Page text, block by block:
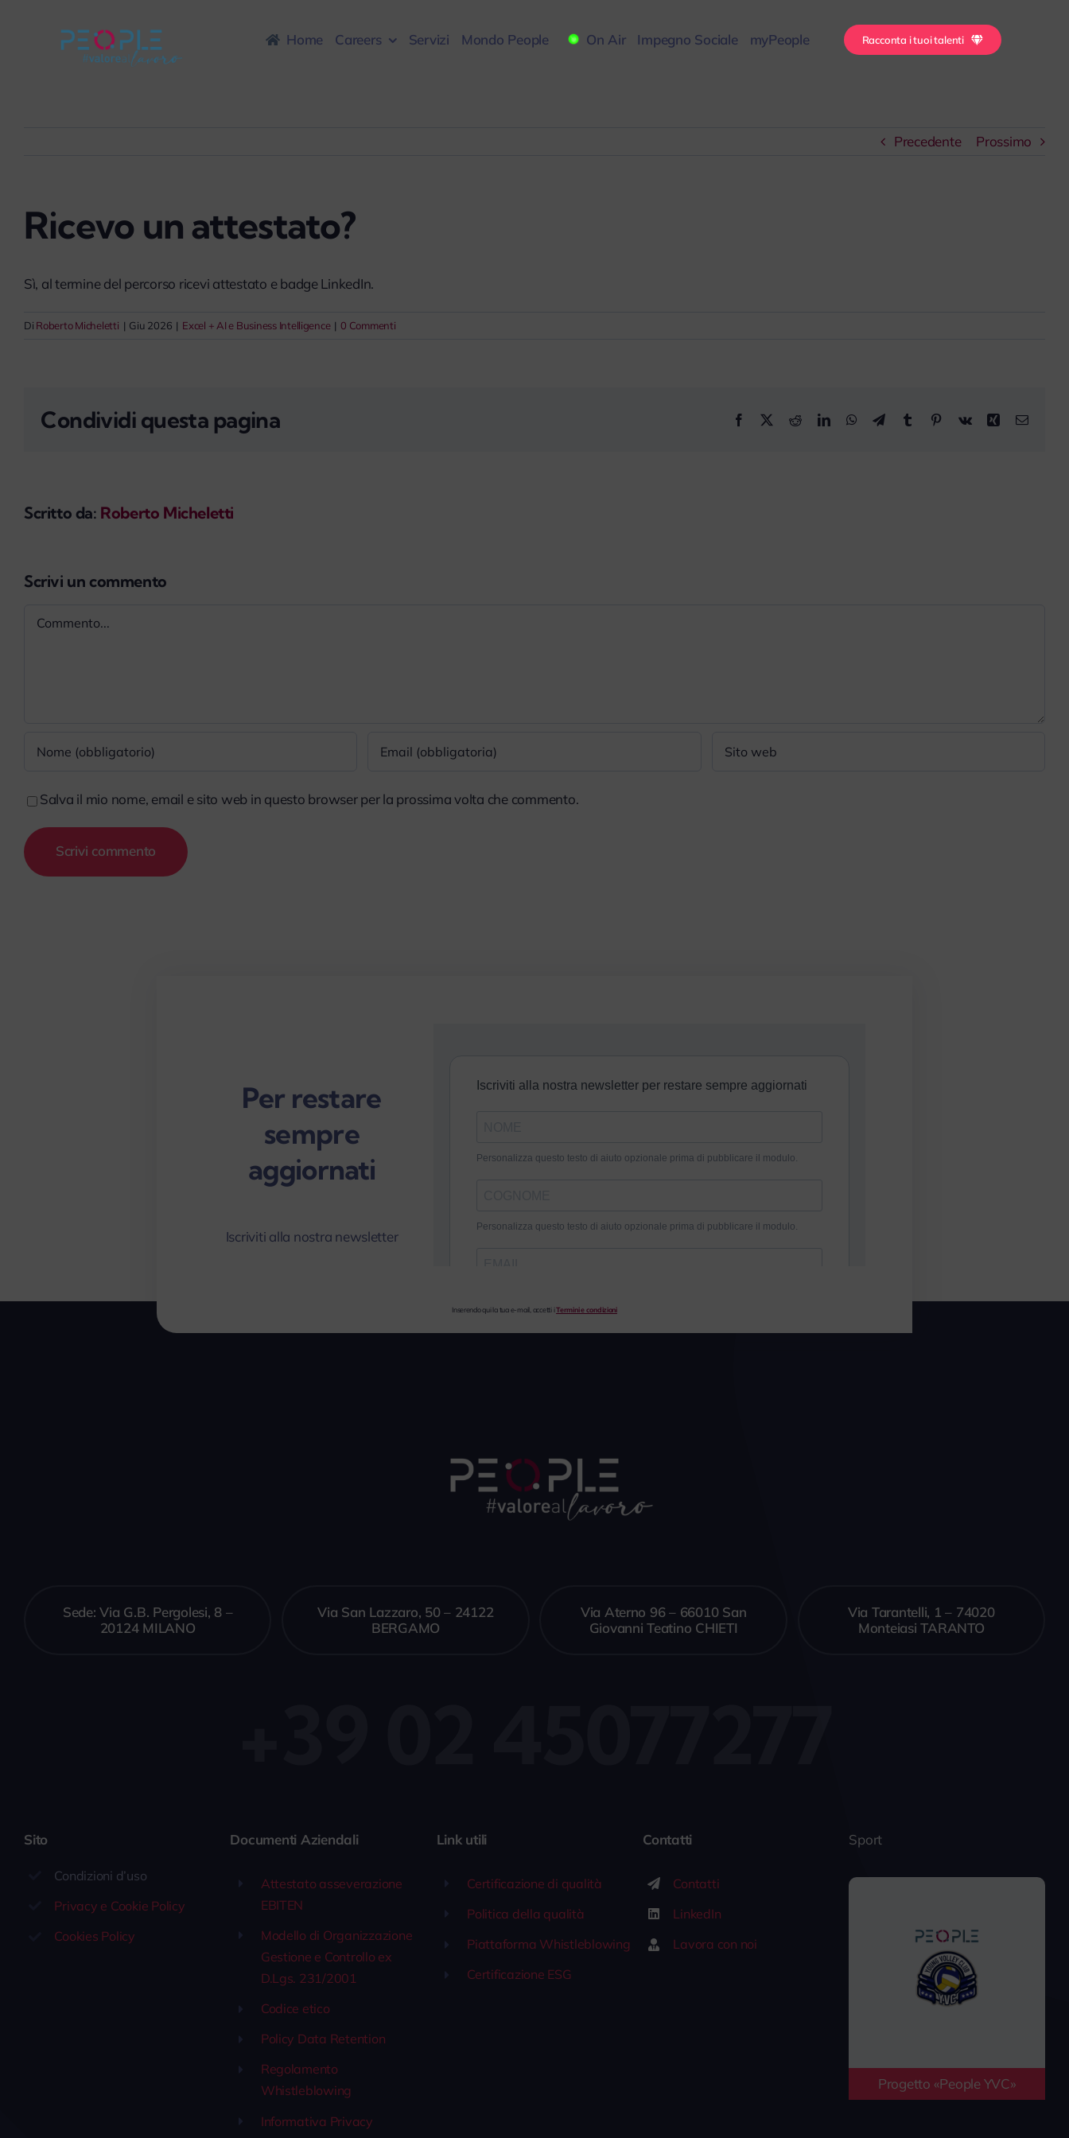
Home Careers Servizi Mondo People On Air Impegno Sociale myPeople Racconta i tuoi talenti
Precedente Prossimo
Ricevo un attestato?
Sì, al termine del percorso ricevi attestato e badge LinkedIn.
Di Roberto Micheletti | Giu 2026 | Excel + AI e Business Intelligence | 0 Commenti
Condividi questa pagina Facebook RedditLinkedInWhatsApp
TelegramTumblr PinterestVk Xing Email
Scritto da: Roberto Micheletti
Scrivi un commento
Commento
Salva il mio nome, email e sito web in questo browser per la prossima volta che commento.
Per restare
sempre
aggiornati
Iscriviti alla nostra newsletter
Inserendo qui la tua e-mail, accetti iTermini e condizioni
Sede: Via G.B. Pergolesi, 8 –
20124 MILANO
Via San Lazzaro, 50 – 24122
BERGAMO
Via Aterno 96 – 66010 San
Giovanni Teatino CHIETI
Via Tarantelli, 1 – 74020
Monteiasi TARANTO
Sito
Condizioni d’uso
Privacy e Cookie Policy
Cookies Policy
Documenti Aziendali
Attestato asseverazione
EBITEN
Modello di Organizzazione
Gestione e Controllo ex
D.Lgs. 231/2001
Codice etico
Policy Data Retention
Regolamento
Whistleblowing
Informativa Privacy
Link utili
Certificazione di qualità
Politica della qualità
Piattaforma Whistleblowing
Certificazione ESG
Contatti
Contatti
LinkedIn
Lavora con noi
Sport
Progetto «People YVC»